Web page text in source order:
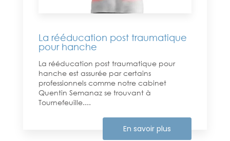
La rééducation post traumatique
pour hanche
La rééducation post traumatique pour
hanche est assurée par certains
professionnels comme notre cabinet
Quentin Semanaz se trouvant à
Tournefeuille....
En savoir plus